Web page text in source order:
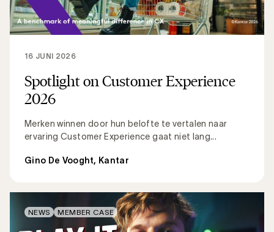
Spotlight on Customer Experience
2026
Merken winnen door hun belofte te vertalen naar
ervaring Customer Experience gaat niet lang...
16 JUNI 2026
Gino De Vooght, Kantar
NEWS MEMBER CASE